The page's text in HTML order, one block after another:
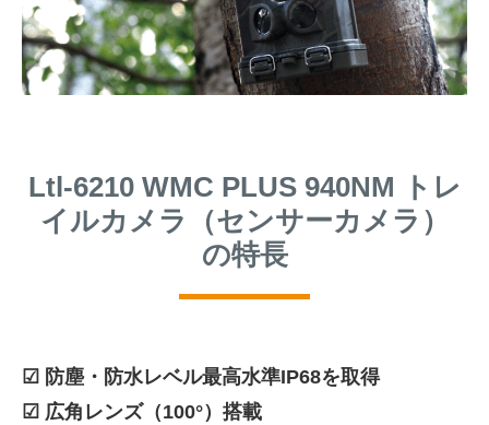
Ltl-6210 WMC PLUS 940NM トレ
イルカメラ（センサーカメラ）
の特長
☑ 防塵・防水レベル最高水準IP68を取得
☑ 広角レンズ（100°）搭載